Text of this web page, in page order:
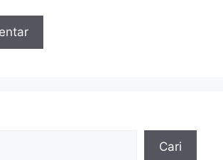
Cari